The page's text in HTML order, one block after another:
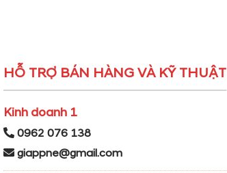
HỖ TRỢ BÁN HÀNG VÀ KỸ THUẬT
Kinh doanh 1
0962 076 138
giappne@gmail.com